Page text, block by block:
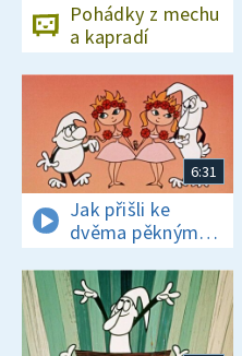
Pohádky z mechu
a kapradí
6:31
Jak přišli ke
dvěma pěkným
panenkám